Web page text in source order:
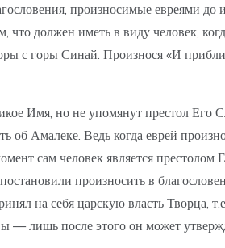
произносимые евреями
что должен иметь в виду человек,
с горы Синай. Произнося «И
Имя, но не упомянут престол
об Амалеке. Ведь когда еврей
сам человек является
произносить в
на себя царскую власть Творца,
— лишь после этого он может